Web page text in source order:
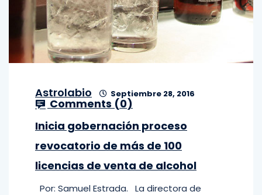
Astrolabio Septiembre 28, 2016
Comments (0)
Inicia gobernación proceso
revocatorio de más de 100
licencias de venta de alcohol
Por: Samuel Estrada. La directora de